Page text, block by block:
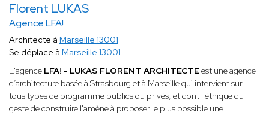
Florent LUKAS
Agence LFA!
Architecte à Marseille 13001
Se déplace à Marseille 13001
L'agence LFA! - LUKAS FLORENT ARCHITECTEest une agence
d’architecture basée à Strasbourg et à Marseille qui intervient sur
tous types de programme publics ou privés, et dont l'éthique du
geste de construire l'amène à proposer le plus possible une